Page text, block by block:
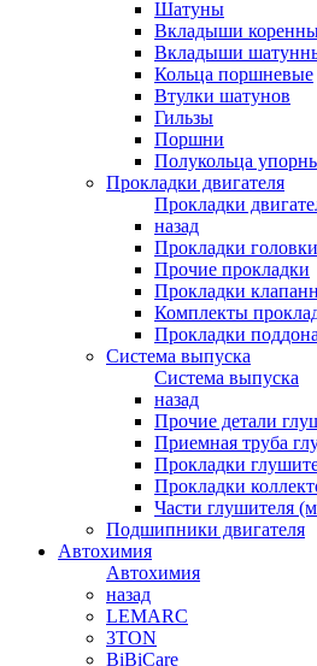
Шатуны
Вкладыши
Вкладыши
Кольца поршневые
Втулки шатунов
Гильзы
Поршни
Полукольца
Прокладки двигателя
Прокладки
назад
Прокладки
Прочие прокладки
Прокладки
Комплекты
Прокладки поддона
Система выпуска
Система выпуска
назад
Прочие детали
Приемная труба
Прокладки
Прокладки
Части глушителя
Подшипники двигателя
Автохимия
Автохимия
назад
LEMARC
3TON
BiBiCare